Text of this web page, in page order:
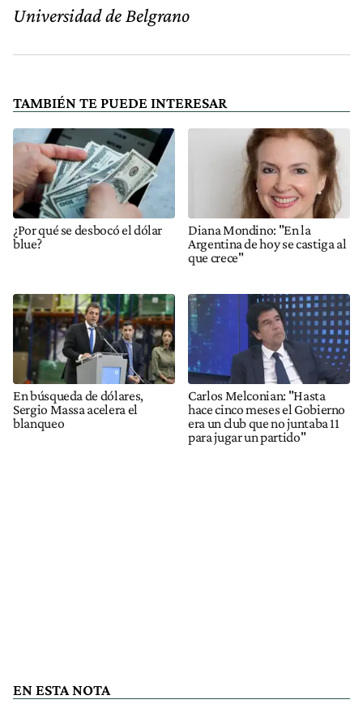
Universidad de Belgrano
TAMBIÉN TE PUEDE INTERESAR
¿Por qué se desbocó el dólar
blue?
Diana Mondino: "En la
Argentina de hoy se castiga al
que crece"
En búsqueda de dólares,
Sergio Massa acelera el
blanqueo
Carlos Melconian: "Hasta
hace cinco meses el Gobierno
era un club que no juntaba 11
para jugar un partido"
EN ESTA NOTA